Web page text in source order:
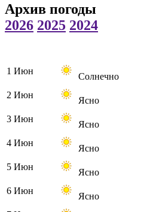
Архив погоды
2026 2025 2024
1 Июн
Солнечно
2 Июн
Ясно
3 Июн
Ясно
4 Июн
Ясно
5 Июн
Ясно
6 Июн
Ясно